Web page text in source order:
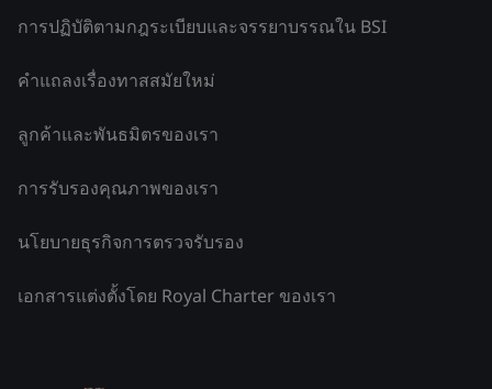
การปฏิบัติตามกฎระเบียบและจรรยาบรรณใน BSI
คำแถลงเรื่องทาสสมัยใหม่
ลูกค้าและพันธมิตรของเรา
การรับรองคุณภาพของเรา
นโยบายธุรกิจการตรวจรับรอง
เอกสารแต่งตั้งโดย Royal Charter ของเรา